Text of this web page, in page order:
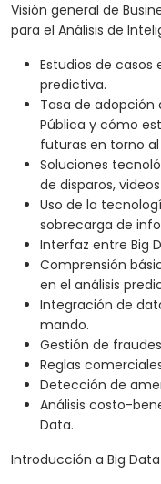
Visión general de
para el Análisis de
Estudios de casos
predictiva.
Tasa de adopción
Pública y cómo
futuras en torno
Soluciones
de disparos,
Uso de la
sobrecarga de
Interfaz entre Big
Comprensión
en el análisis
Integración de
mando.
Gestión de
Reglas
Detección de
Análisis costo-
Data.
Introducción a Big Data